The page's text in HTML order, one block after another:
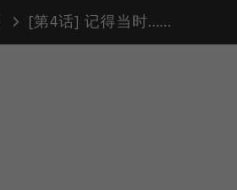
[第4话] 记得当时…年纪小 PART2